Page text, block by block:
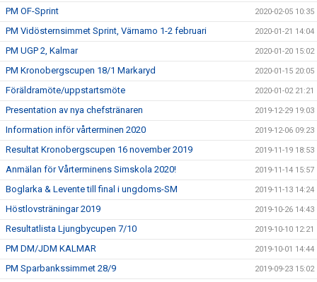
PM OF-Sprint 2020-02-05 10:35
PM Vidösternsimmet Sprint, Värnamo 1-2 februari 2020-01-21 14:04
PM UGP 2, Kalmar 2020-01-20 15:02
PM Kronobergscupen 18/1 Markaryd 2020-01-15 20:05
Föräldramöte/uppstartsmöte 2020-01-02 21:21
Presentation av nya chefstränaren 2019-12-29 19:03
Information inför vårterminen 2020 2019-12-06 09:23
Resultat Kronobergscupen 16 november 2019 2019-11-19 18:53
Anmälan för Vårterminens Simskola 2020! 2019-11-14 15:57
Boglarka & Levente till final i ungdoms-SM 2019-11-13 14:24
Höstlovsträningar 2019 2019-10-26 14:43
Resultatlista Ljungbycupen 7/10 2019-10-10 12:21
PM DM/JDM KALMAR 2019-10-01 14:44
PM Sparbankssimmet 28/9 2019-09-23 15:02